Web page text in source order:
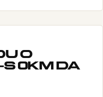
O
0KM DA